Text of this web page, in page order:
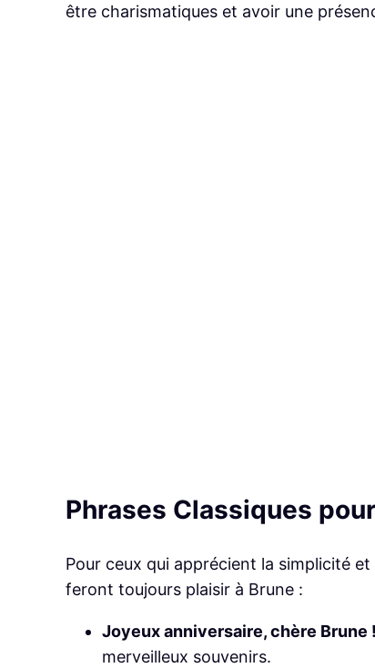
être charismatiques et avoir une
Phrases Classiques
Pour ceux qui apprécient la simplicité
feront toujours plaisir à Brune :
Joyeux anniversaire, chère Brune !
merveilleux souvenirs.